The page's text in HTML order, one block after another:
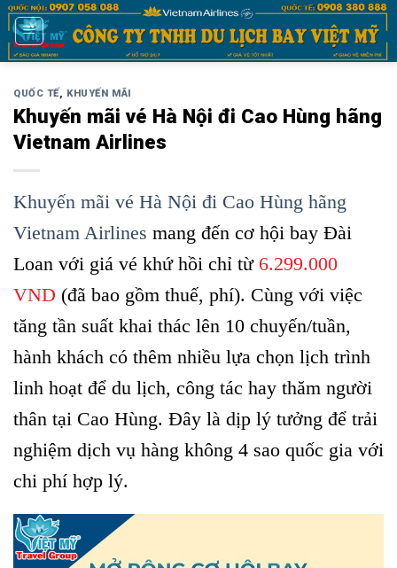
Bỏ
qua
nội
QUỐC TẾ, KHUYẾN MÃI
Khuyến mãi vé Hà Nội đi Cao Hùng hãng
Vietnam Airlines
Khuyến mãi vé Hà Nội đi Cao Hùng hãng
Vietnam Airlines mang đến cơ hội bay Đài
Loan với giá vé khứ hồi chỉ từ 6.299.000
VND (đã bao gồm thuế, phí). Cùng với việc
tăng tần suất khai thác lên 10 chuyến/tuần,
hành khách có thêm nhiều lựa chọn lịch trình
linh hoạt để du lịch, công tác hay thăm người
thân tại Cao Hùng. Đây là dịp lý tưởng để trải
nghiệm dịch vụ hàng không 4 sao quốc gia với
chi phí hợp lý.